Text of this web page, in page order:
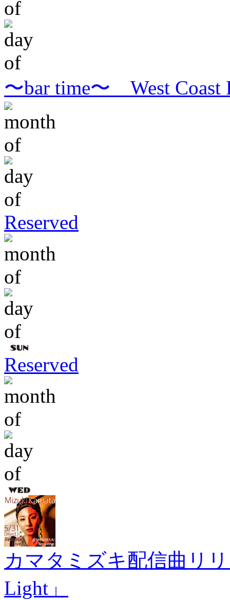
〜bar time〜 West Coast
Reserved
Reserved
カマタミズキ配信曲リ
Light」